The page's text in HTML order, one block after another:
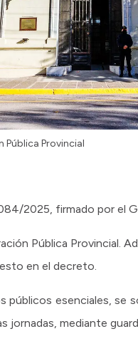
Pública Provincial
2025, firmado por el
Pública Provincial.
en el decreto.
esenciales, se
mediante